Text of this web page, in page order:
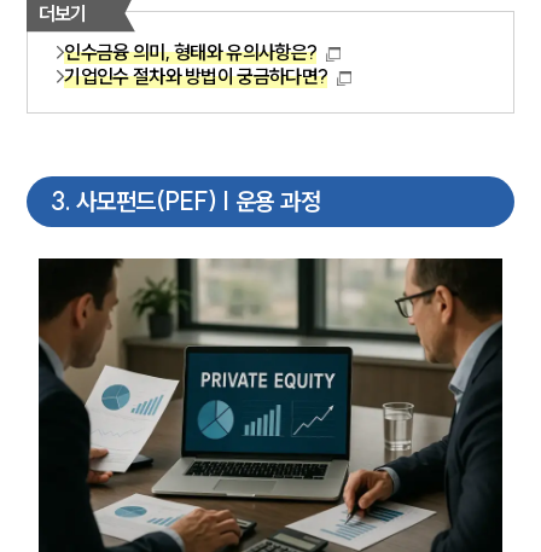
더보기
인수금융 의미, 형태와 유의사항은?
기업인수 절차와 방법이 궁금하다면?
3. 사모펀드(PEF) | 운용 과정